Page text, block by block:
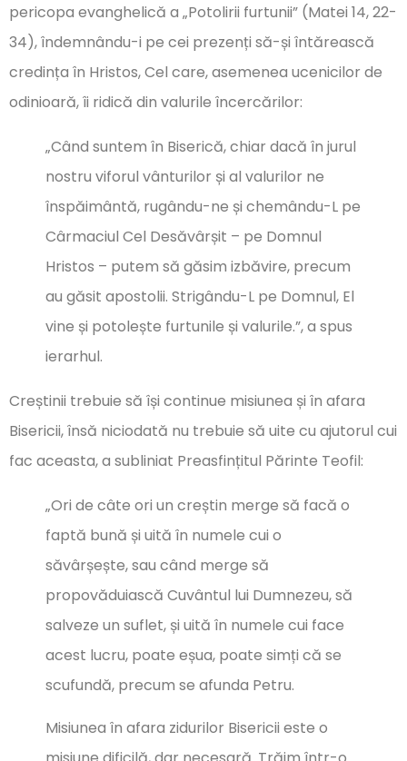
pericopa evanghelică a „Potolirii furtunii” (Matei 14, 22-
34), îndemnându-i pe cei prezenți să-și întărească
credința în Hristos, Cel care, asemenea ucenicilor de
odinioară, îi ridică din valurile încercărilor:
„Când suntem în Biserică, chiar dacă în jurul
nostru viforul vânturilor și al valurilor ne
înspăimântă, rugându-ne și chemându-L pe
Cârmaciul Cel Desăvârșit – pe Domnul
Hristos – putem să găsim izbăvire, precum
au găsit apostolii. Strigându-L pe Domnul, El
vine și potolește furtunile și valurile.”, a spus
ierarhul.
Creștinii trebuie să își continue misiunea și în afara
Bisericii, însă niciodată nu trebuie să uite cu ajutorul cui
fac aceasta, a subliniat Preasfințitul Părinte Teofil:
„Ori de câte ori un creștin merge să facă o
faptă bună și uită în numele cui o
săvârșește, sau când merge să
propovăduiască Cuvântul lui Dumnezeu, să
salveze un suflet, și uită în numele cui face
acest lucru, poate eșua, poate simți că se
scufundă, precum se afunda Petru.
Misiunea în afara zidurilor Bisericii este o